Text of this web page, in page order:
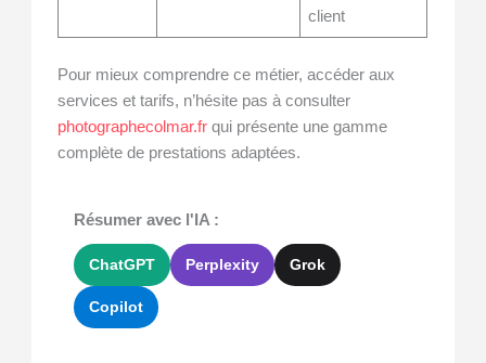
client
Pour mieux comprendre ce métier, accéder aux
services et tarifs, n’hésite pas à consulter
photographecolmar.fr qui présente une gamme
complète de prestations adaptées.
Résumer avec l'IA :
ChatGPT Perplexity Grok
Copilot